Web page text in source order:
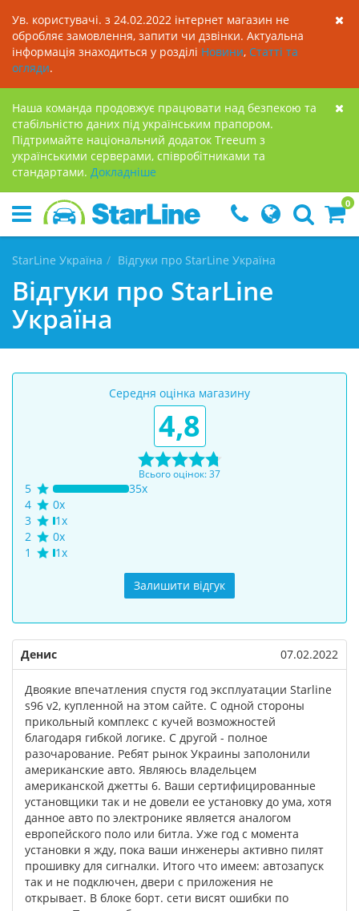
Ув. користувачі. з 24.02.2022 інтернет магазин не
обробляє замовлення, запити чи дзвінки. Актуальна
інформація знаходиться у розділі Новини, Статті та
огляди.
Наша команда продовжує працювати над безпекою та
стабільністю даних під українським прапором.
Підтримайте національний додаток Treeum з
українськими серверами, співробітниками та
стандартами. Докладнiше
0
StarLine Україна Відгуки про StarLine Україна
Відгуки про StarLine
Україна
Середня оцінка магазину
4,8
Всього оцінок: 37
5
35x
4
0x
3
1x
2
0x
1
1x
Залишити відгук
Денис 07.02.2022
Двоякие впечатления спустя год эксплуатации Starline
s96 v2, купленной на этом сайте. С одной стороны
прикольный комплекс с кучей возможностей
благодаря гибкой логике. С другой - полное
разочарование. Ребят рынок Украины заполонили
американские авто. Являюсь владельцем
американской джетты 6. Ваши сертифицированные
установщики так и не довели ее установку до ума, хотя
данное авто по электронике является аналогом
европейского поло или битла. Уже год с момента
установки я жду, пока ваши инженеры активно пилят
прошивку для сигналки. Итого что имеем: автозапуск
так и не подключен, двери с приложения не
открывает. В блоке борт. сети висят ошибки по